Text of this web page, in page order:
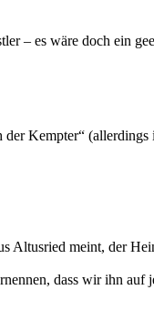
– es wäre doch ein
Kempter“
Altusried meint, der
dass wir ihn